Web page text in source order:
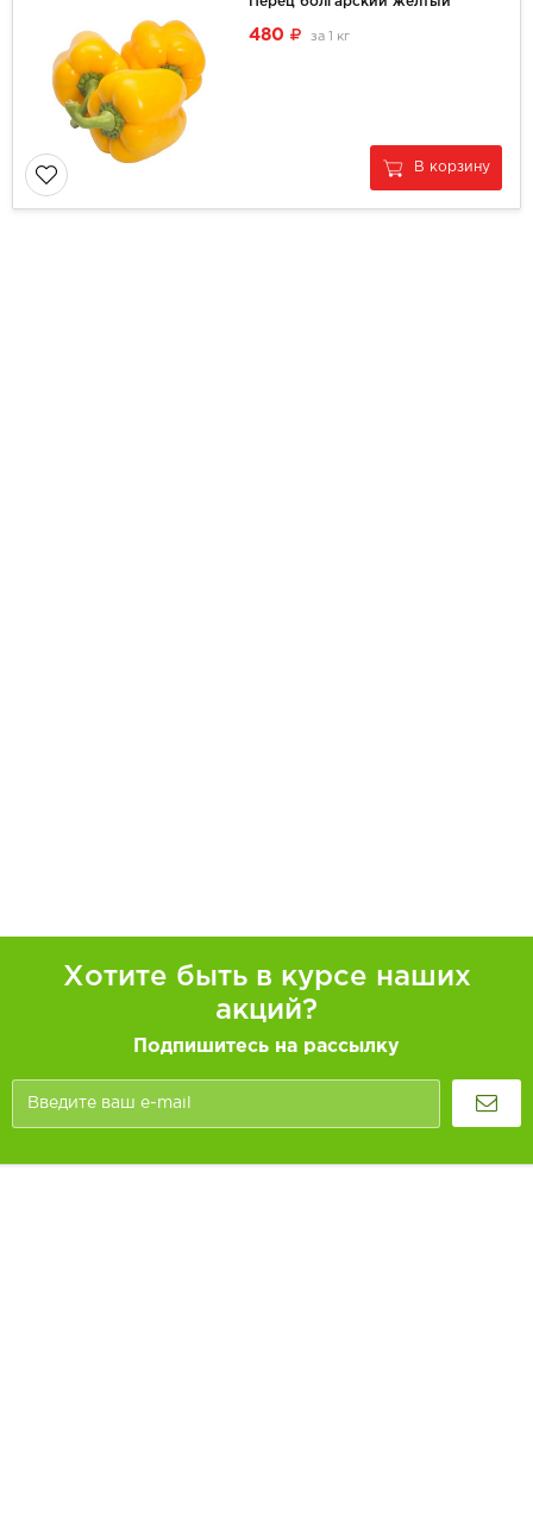
480 за 1 кг
В корзину
Хотите быть в курсе наших
акций?
Подпишитесь на рассылку